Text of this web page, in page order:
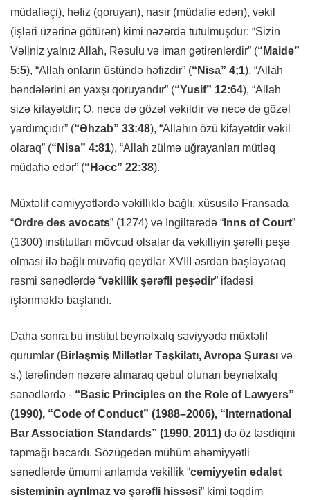
müdafiəçi), həfiz (qoruyan), nasir (müdafiə edən), vəkil
(işləri üzərinə götürən) kimi nəzərdə tutulmuşdur: “Sizin
Vəliniz yalnız Allah, Rəsulu və iman gətirənlərdir” (“Maidə”
5:5), “Allah onların üstündə həfizdir” (“Nisa” 4;1), “Allah
bəndələrini ən yaxşı qoruyandır” (“Yusif” 12:64), “Allah
sizə kifayətdir; O, necə də gözəl vəkildir və necə də gözəl
yardımçıdır” (“Əhzab” 33:48), “Allahın özü kifayətdir vəkil
olaraq” (“Nisa” 4:81), “Allah zülmə uğrayanları mütləq
müdafiə edər” (“Həcc” 22:38).
Müxtəlif cəmiyyətlərdə vəkilliklə bağlı, xüsusilə Fransada
“Ordre des avocats” (1274) və İngiltərədə “ Inns of Court”
(1300) institutları mövcud olsalar da vəkilliyin şərəfli peşə
olması ilə bağlı müvafiq qeydlər XVIII əsrdən başlayaraq
rəsmi sənədlərdə “vəkillik şərəfli peşədir” ifadəsi
işlənməklə başlandı.
Daha sonra bu institut beynəlxalq səviyyədə müxtəlif
qurumlar (Birləşmiş Millətlər Təşkilatı, Avropa Şurası və
s.) tərəfindən nəzərə alınaraq qəbul olunan beynəlxalq
sənədlərdə - “Basic Principles on the Role of Lawyers”
(1990), “Code of Conduct” (1988–2006), “International
Bar Association Standards” (1990, 2011) də öz təsdiqini
tapmağı bacardı. Sözügedən mühüm əhəmiyyətli
sənədlərdə ümumi anlamda vəkillik “cəmiyyətin ədalət
sisteminin ayrılmaz və şərəfli hissəsi” kimi təqdim